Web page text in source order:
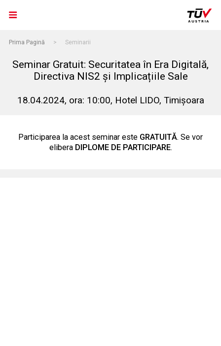
Prima Pagină > Seminarii
Seminar Gratuit: Securitatea în Era Digitală,
Directiva NIS2 și Implicațiile Sale
18.04.2024, ora: 10:00, Hotel LIDO, Timișoara
Participarea la acest seminar este GRATUITĂ. Se vor
elibera DIPLOME DE PARTICIPARE.